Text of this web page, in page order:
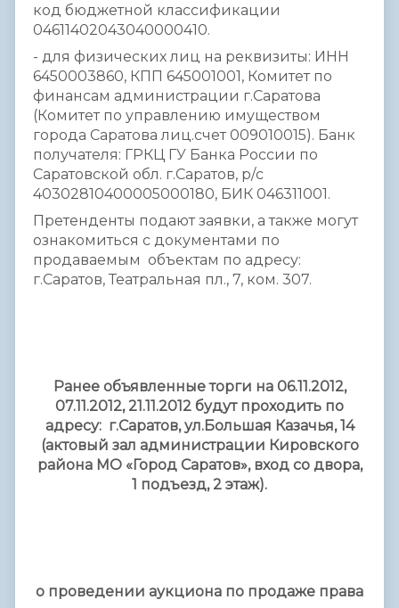
код бюджетной классификации
04611402043040000410.
- для физических лиц на реквизиты: ИНН
6450003860, КПП 645001001, Комитет по
финансам администрации г.Саратова
(Комитет по управлению имуществом
города Саратова лиц.счет 009010015). Банк
получателя: ГРКЦ ГУ Банка России по
Саратовской обл. г.Саратов, р/с
40302810400005000180, БИК 046311001.
Претенденты подают заявки, а также могут
ознакомиться с документами по
продаваемым объектам по адресу:
г.Саратов, Театральная пл., 7, ком. 307.
Ранее объявленные торги на 06.11.2012,
07.11.2012, 21.11.2012 будут проходить по
адресу: г.Саратов, ул.Большая Казачья, 14
(актовый зал администрации Кировского
района МО «Город Саратов», вход со двора,
1 подъезд, 2 этаж).
о проведении аукциона по продаже права